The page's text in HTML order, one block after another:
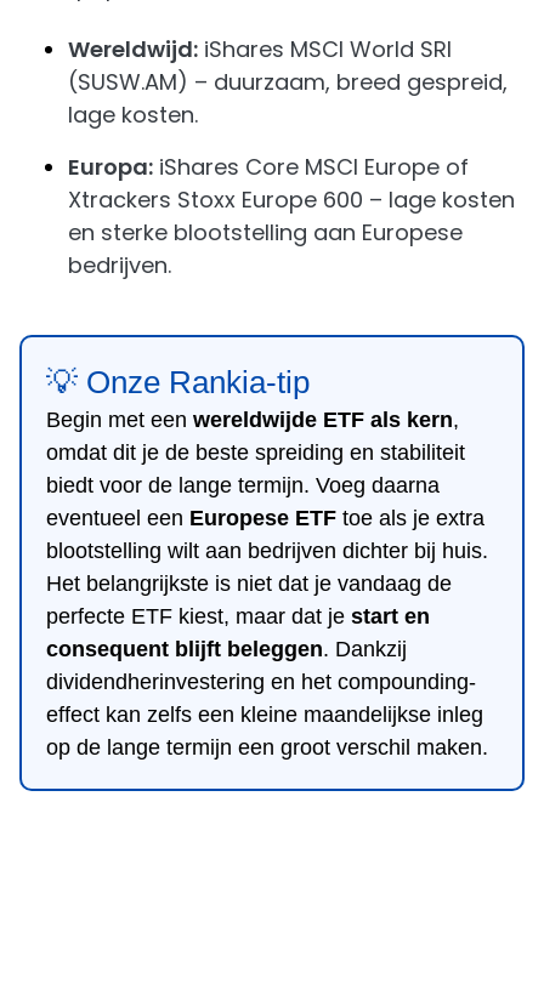
Wereldwijd: iShares MSCI World SRI
(SUSW.AM) – duurzaam, breed gespreid,
lage kosten.
Europa: iShares Core MSCI Europe of
Xtrackers Stoxx Europe 600 – lage kosten
en sterke blootstelling aan Europese
bedrijven.
💡 Onze Rankia-tip
Begin met een wereldwijde ETF als kern,
omdat dit je de beste spreiding en stabiliteit
biedt voor de lange termijn. Voeg daarna
eventueel een Europese ETF toe als je extra
blootstelling wilt aan bedrijven dichter bij huis.
Het belangrijkste is niet dat je vandaag de
perfecte ETF kiest, maar dat je start en
consequent blijft beleggen. Dankzij
dividendherinvestering en het compounding-
effect kan zelfs een kleine maandelijkse inleg
op de lange termijn een groot verschil maken.